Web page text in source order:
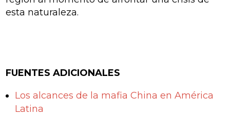
esta naturaleza.
FUENTES ADICIONALES
Los alcances de la mafia China en América
Latina